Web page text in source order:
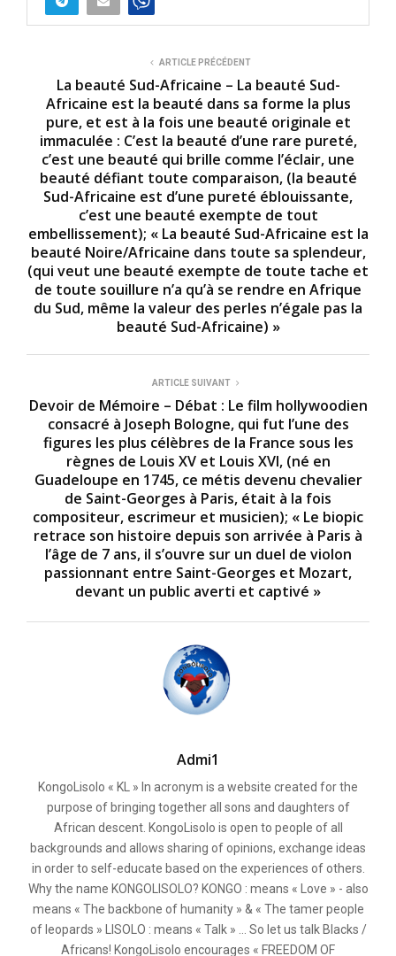
s
c
o
n
d
ARTICLE PRÉCÉDENT
La beauté Sud-Africaine – La beauté Sud-
Africaine est la beauté dans sa forme la plus
pure, et est à la fois une beauté originale et
immaculée : C’est la beauté d’une rare pureté,
c’est une beauté qui brille comme l’éclair, une
beauté défiant toute comparaison, (la beauté
Sud-Africaine est d’une pureté éblouissante,
c’est une beauté exempte de tout
embellissement); « La beauté Sud-Africaine est la
beauté Noire/Africaine dans toute sa splendeur,
(qui veut une beauté exempte de toute tache et
de toute souillure n’a qu’à se rendre en Afrique
du Sud, même la valeur des perles n’égale pas la
beauté Sud-Africaine) »
ARTICLE SUIVANT
Devoir de Mémoire – Débat : Le film hollywoodien
consacré à Joseph Bologne, qui fut l’une des
figures les plus célèbres de la France sous les
règnes de Louis XV et Louis XVI, (né en
Guadeloupe en 1745, ce métis devenu chevalier
de Saint-Georges à Paris, était à la fois
compositeur, escrimeur et musicien); « Le biopic
retrace son histoire depuis son arrivée à Paris à
l’âge de 7 ans, il s’ouvre sur un duel de violon
passionnant entre Saint-Georges et Mozart,
devant un public averti et captivé »
Admi1
KongoLisolo « KL » In acronym is a website created for the
purpose of bringing together all sons and daughters of
African descent. KongoLisolo is open to people of all
backgrounds and allows sharing of opinions, exchange ideas
in order to self-educate based on the experiences of others.
Why the name KONGOLISOLO? KONGO : means « Love » - also
means « The backbone of humanity » & « The tamer people
of leopards » LISOLO : means « Talk » ... So let us talk Blacks /
Africans! KongoLisolo encourages « FREEDOM OF